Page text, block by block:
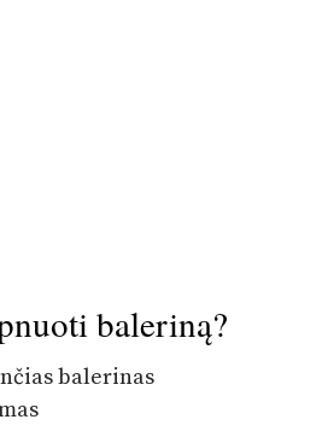
baleriną?
balerinas